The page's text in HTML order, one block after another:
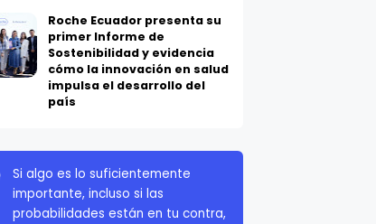
Roche Ecuador presenta su
primer Informe de
Sostenibilidad y evidencia
cómo la innovación en salud
impulsa el desarrollo del
país
Si algo es lo suficientemente
importante, incluso si las
probabilidades están en tu contra,